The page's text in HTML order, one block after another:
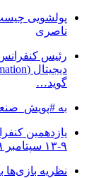
پولشویی
ناصری
رئیس
گوید…
به
یازدهمین
۹-۱۳ سپتامبر ۲۰۱۹
نظریه بازی‌ها